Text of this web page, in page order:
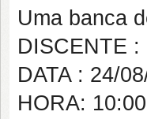
Uma banca
DISCENTE :
DATA : 24/
HORA: 10:00